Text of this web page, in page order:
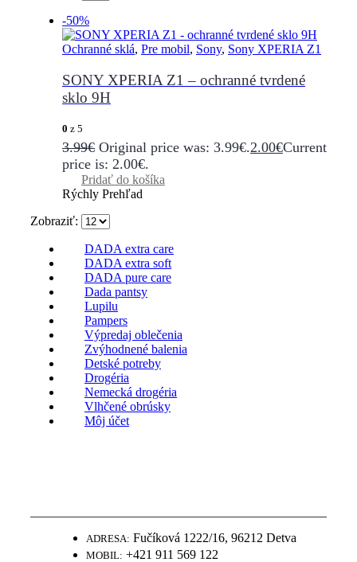
-50%
Ochranné sklá, Pre mobil, Sony, Sony XPERIA Z1
SONY XPERIA Z1 – ochranné tvrdené
sklo 9H
0 z 5
3.99€ Original price was: 3.99€.2.00€Current
price is: 2.00€.
Pridať do košíka
Rýchly Prehľad
Zobraziť:
DADA extra care
DADA extra soft
DADA pure care
Dada pantsy
Lupilu
Pampers
Výpredaj oblečenia
Zvýhodnené balenia
Detské potreby
Drogéria
Nemecká drogéria
Vlhčené obrúsky
Môj účet
ADRESA: Fučíková 1222/16, 96212 Detva
MOBIL: +421 911 569 122